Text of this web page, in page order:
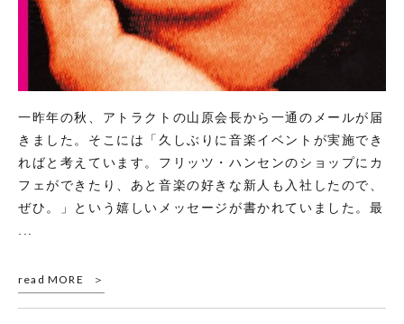
一昨年の秋、アトラクトの山原会長から一通のメールが届
きました。そこには「久しぶりに音楽イベントが実施でき
ればと考えています。フリッツ・ハンセンのショップにカ
フェができたり、あと音楽の好きな新人も入社したので、
ぜひ。」という嬉しいメッセージが書かれていました。最
read MORE